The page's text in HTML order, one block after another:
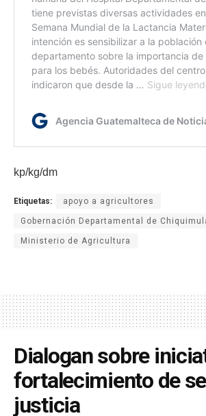
kp/kg/dm
Etiquetas: apoyo a agricultores
Gobernación Departamental de
Ministerio de Agricultura
Dialogan sobre
fortalecimiento de
justicia